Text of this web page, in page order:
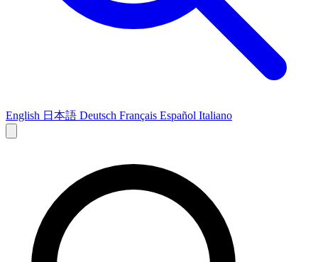
English 日本語 Deutsch Français Español Italiano